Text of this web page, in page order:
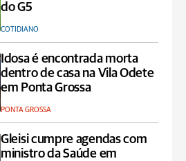
do G5
COTIDIANO
Idosa é encontrada morta
dentro de casa na Vila Odete
em Ponta Grossa
PONTA GROSSA
Gleisi cumpre agendas com
ministro da Saúde em